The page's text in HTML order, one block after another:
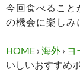
今回食べること
の機会に楽しみ
HOME › 海外 › ヨ
いしいおすすめ